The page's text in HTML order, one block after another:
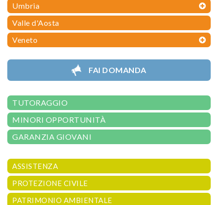
Umbria
Valle d'Aosta
Veneto
FAI DOMANDA
TUTORAGGIO
MINORI OPPORTUNITÀ
GARANZIA GIOVANI
ASSISTENZA
PROTEZIONE CIVILE
PATRIMONIO AMBIENTALE